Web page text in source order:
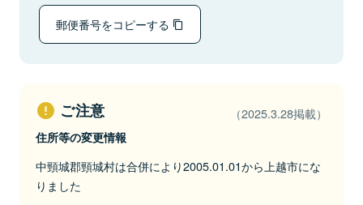
郵便番号をコピーする
ご注意 （2025.3.28掲載）
住所等の変更情報
中頸城郡頸城村は合併により2005.01.01から上越市にな
りました